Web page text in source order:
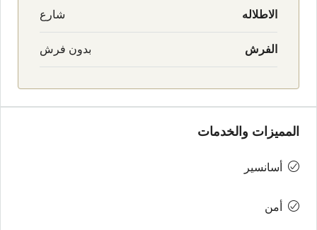
الاطلاله شارع
الفرش بدون فرش
المميزات والخدمات
أسانسير
أمن